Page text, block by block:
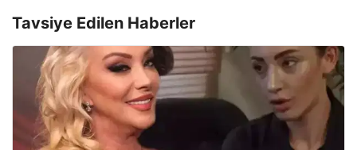
Tavsiye Edilen Haberler